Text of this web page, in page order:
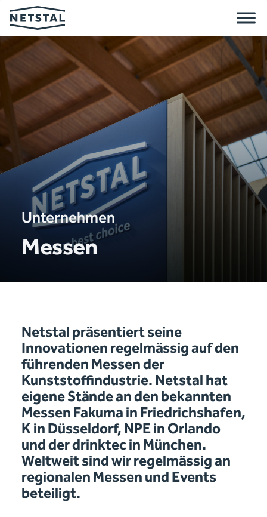
Unternehmen
Messen
Netstal präsentiert seine
Innovationen regelmässig auf den
führenden Messen der
Kunststoffindustrie. Netstal hat
eigene Stände an den bekannten
Messen Fakuma in Friedrichshafen,
K in Düsseldorf, NPE in Orlando
und der drinktec in München.
Weltweit sind wir regelmässig an
regionalen Messen und Events
beteiligt.